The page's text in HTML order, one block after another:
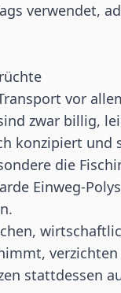
verwendet,
vor
zwar billig,
konzipiert und
die
Einweg-
stattdessen